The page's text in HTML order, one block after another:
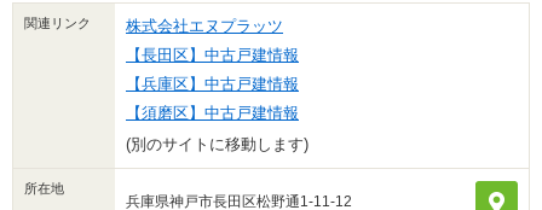
関連リンク
株式会社エヌプラッツ
【長田区】中古戸建情報
【兵庫区】中古戸建情報
【須磨区】中古戸建情報
(別のサイトに移動します)
所在地
兵庫県神戸市長田区松野通1-11-12